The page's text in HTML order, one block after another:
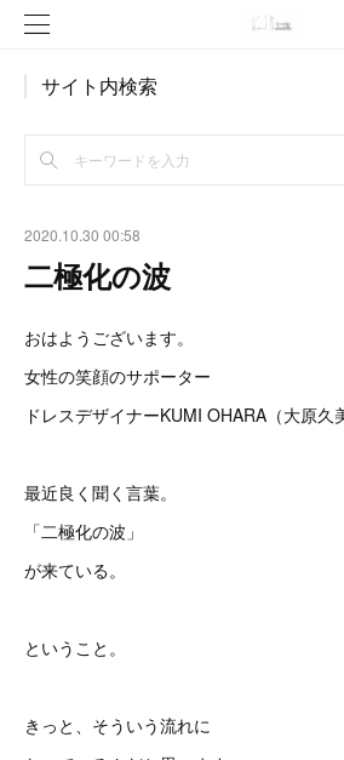
サイト内検索
2020.10.30 00:58
二極化の波
おはようございます。
女性の笑顔のサポーター
ドレスデザイナーKUMI OHARA（大原久
最近良く聞く言葉。
「二極化の波」
が来ている。
ということ。
きっと、そういう流れに